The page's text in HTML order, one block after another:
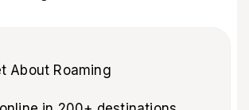
About Roaming